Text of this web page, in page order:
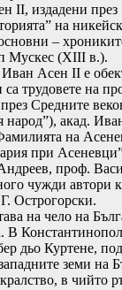
II, издадени
на
–
Мускес (ХIII в.).
Асен II е
трудовете на
Средните
народ”), акад.
на
при
проф.
чужди автори
Острогорски.
на чело на
В
дьо Куртене,
земи на
в чийто